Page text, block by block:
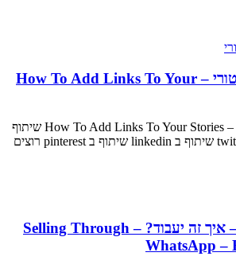
איך להוסיף לינק לסטורי – How To Add Links To Your
איך להוסיף לינק לסטורי – How To Add Links To Your Stories שיתוף
מכירה דרך ווטסאפ – איך זה יעבוד? – Selling Through
WhatsApp –